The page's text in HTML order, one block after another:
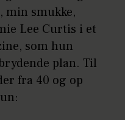
min smukke,
Lee Curtis i et
som hun
plan. Til
fra 40 og op